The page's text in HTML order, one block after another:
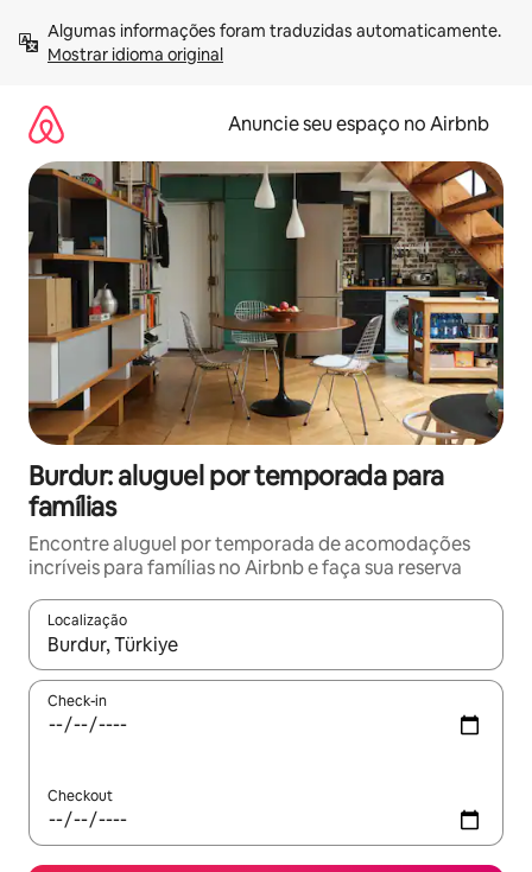
para
Mostrar idioma original
Anuncie seu espaço no Airbnb
Burdur: aluguel por temporada para
famílias
Encontre aluguel por temporada de acomodações
incríveis para famílias no Airbnb e faça sua reserva
Localização
Quando os resultados estiverem disponíveis, explore-os
Check-in
Checkout